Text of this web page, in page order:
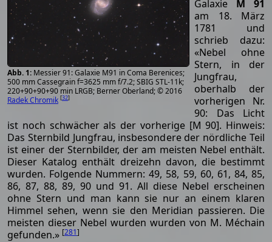
Messier 91: Galaxie M91 in Coma Berenices;
500 mm Cassegrain f=3625 mm f/7.2; SBIG STL-11k;
220+90+90+90 min LRGB; Berner Oberland; © 2016
Radek Chromik [32]
Galaxie M 91
am 18. März
1781 und
schrieb dazu:
«Nebel ohne
Stern, in der
Jungfrau,
oberhalb der
vorherigen Nr.
90: Das Licht
ist noch schwächer als der vorherige [M 90]. Hinweis:
Das Sternbild Jungfrau, insbesondere der nördliche Teil
ist einer der Sternbilder, der am meisten Nebel enthält.
Dieser Katalog enthält dreizehn davon, die bestimmt
wurden. Folgende Nummern: 49, 58, 59, 60, 61, 84, 85,
86, 87, 88, 89, 90 und 91. All diese Nebel erscheinen
ohne Stern und man kann sie nur an einem klaren
Himmel sehen, wenn sie den Meridian passieren. Die
meisten dieser Nebel wurden wurden von M. Méchain
gefunden.» [281]